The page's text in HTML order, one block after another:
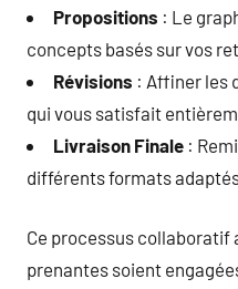
Propositions : Le
concepts basés sur vos
Révisions : Affiner les
qui vous satisfait
Livraison Finale :
différents formats
Ce processus collaboratif
prenantes soient